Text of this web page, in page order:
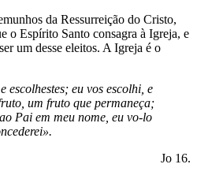
da Ressurreição do Cristo,
o Espírito Santo consagra à Igreja, e
um desse eleitos. A Igreja é o
escolhestes; eu vos escolhi, e
um fruto que permaneça;
Pai em meu nome, eu vo-lo
Jo 16.